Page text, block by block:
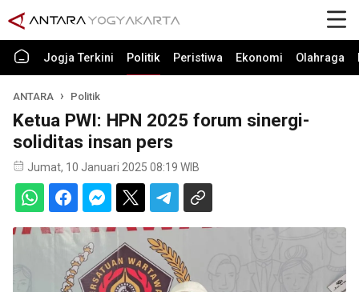
Jogja Terkini Politik Peristiwa Ekonomi Olahraga
ANTARA Politik
Ketua PWI: HPN 2025 forum sinergi-
soliditas insan pers
Jumat, 10 Januari 2025 08:19 WIB